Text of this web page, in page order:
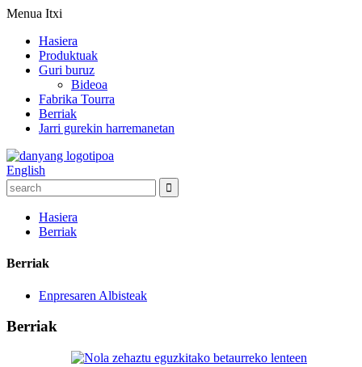
Menua Itxi
Hasiera
Produktuak
Guri buruz
Bideoa
Fabrika Tourra
Berriak
Jarri gurekin harremanetan
English
Hasiera
Berriak
Berriak
Enpresaren Albisteak
Berriak